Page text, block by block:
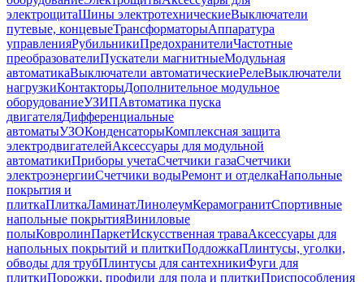
электрощитаШины электротехническиеВыключатели
путевые, концевыеТрансформаторыАппаратура
управленияРубильникиПредохранителиЧастотные
преобразователиПускатели магнитныеМодульная
автоматикаВыключатели автоматическиеРелеВыключатели
нагрузкиКонтакторыДополнительное модульное
оборудованиеУЗИПАвтоматика пуска
двигателяДифференциальные
автоматыУЗОКонденсаторыКомплексная защита
электродвигателейАксессуары для модульной
автоматикиПриборы учетаСчетчики газаСчетчики
электроэнергииСчетчики водыРемонт и отделкаНапольные
покрытия и
плиткаПлиткаЛаминатЛинолеумКерамогранитСпортивные
напольные покрытияВиниловые
полыКовролинПаркетИскусственная траваАксессуары для
напольных покрытий и плиткиПодложкаПлинтусы, уголки,
обводы для трубПлинтусы для сантехникиФуги для
плиткиПорожки, профили для пола и плиткиПриспособления